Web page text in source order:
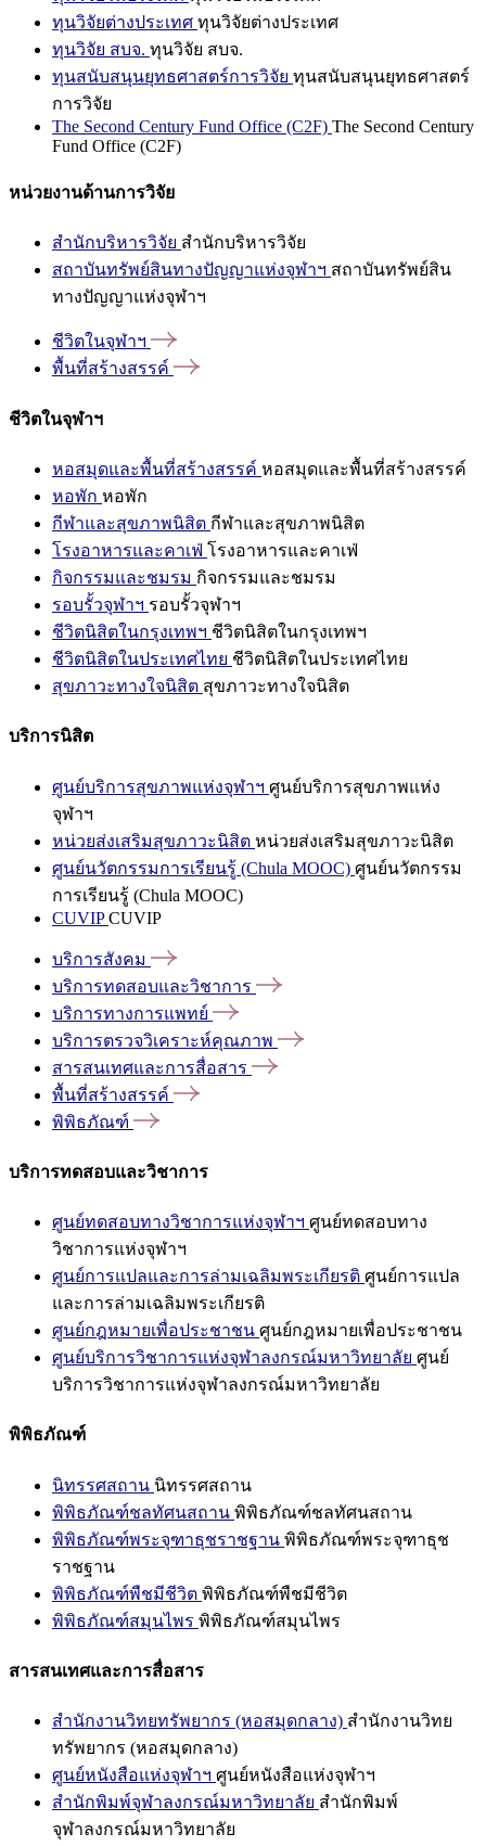
ทุนวิจัยต่างประเทศ ทุนวิจัยต่างประเทศ
ทุนวิจัย สบจ. ทุนวิจัย สบจ.
ทุนสนับสนุนยุทธศาสตร์การวิจัย ทุนสนับสนุนยุทธศาสตร์
การวิจัย
The Second Century Fund Office (C2F) The Second Century
Fund Office (C2F)
หน่วยงานด้านการวิจัย
สำนักบริหารวิจัย สำนักบริหารวิจัย
สถาบันทรัพย์สินทางปัญญาแห่งจุฬาฯ สถาบันทรัพย์สิน
ทางปัญญาแห่งจุฬาฯ
ชีวิตในจุฬาฯ
พื้นที่สร้างสรรค์
ชีวิตในจุฬาฯ
หอสมุดและพื้นที่สร้างสรรค์ หอสมุดและพื้นที่สร้างสรรค์
หอพัก หอพัก
กีฬาและสุขภาพนิสิต กีฬาและสุขภาพนิสิต
โรงอาหารและคาเฟ่ โรงอาหารและคาเฟ่
กิจกรรมและชมรม กิจกรรมและชมรม
รอบรั้วจุฬาฯ รอบรั้วจุฬาฯ
ชีวิตนิสิตในกรุงเทพฯ ชีวิตนิสิตในกรุงเทพฯ
ชีวิตนิสิตในประเทศไทย ชีวิตนิสิตในประเทศไทย
สุขภาวะทางใจนิสิต สุขภาวะทางใจนิสิต
บริการนิสิต
ศูนย์บริการสุขภาพแห่งจุฬาฯ ศูนย์บริการสุขภาพแห่ง
จุฬาฯ
หน่วยส่งเสริมสุขภาวะนิสิต หน่วยส่งเสริมสุขภาวะนิสิต
ศูนย์นวัตกรรมการเรียนรู้ (Chula MOOC) ศูนย์นวัตกรรม
การเรียนรู้ (Chula MOOC)
CUVIPCUVIP
บริการสังคม
บริการทดสอบและวิชาการ
บริการทางการแพทย์
บริการตรวจวิเคราะห์คุณภาพ
สารสนเทศและการสื่อสาร
พื้นที่สร้างสรรค์
พิพิธภัณฑ์
บริการทดสอบและวิชาการ
ศูนย์ทดสอบทางวิชาการแห่งจุฬาฯ ศูนย์ทดสอบทาง
วิชาการแห่งจุฬาฯ
ศูนย์การแปลและการล่ามเฉลิมพระเกียรติ ศูนย์การแปล
และการล่ามเฉลิมพระเกียรติ
ศูนย์กฎหมายเพื่อประชาชน ศูนย์กฎหมายเพื่อประชาชน
ศูนย์บริการวิชาการแห่งจุฬาลงกรณ์มหาวิทยาลัย ศูนย์
บริการวิชาการแห่งจุฬาลงกรณ์มหาวิทยาลัย
พิพิธภัณฑ์
นิทรรศสถาน นิทรรศสถาน
พิพิธภัณฑ์ชลทัศนสถาน พิพิธภัณฑ์ชลทัศนสถาน
พิพิธภัณฑ์พระจุฑาธุชราชฐาน พิพิธภัณฑ์พระจุฑาธุช
ราชฐาน
พิพิธภัณฑ์พืชมีชีวิต พิพิธภัณฑ์พืชมีชีวิต
พิพิธภัณฑ์สมุนไพร พิพิธภัณฑ์สมุนไพร
สารสนเทศและการสื่อสาร
สำนักงานวิทยทรัพยากร (หอสมุดกลาง) สำนักงานวิทย
ทรัพยากร (หอสมุดกลาง)
ศูนย์หนังสือแห่งจุฬาฯ ศูนย์หนังสือแห่งจุฬาฯ
สำนักพิมพ์จุฬาลงกรณ์มหาวิทยาลัย สำนักพิมพ์
จุฬาลงกรณ์มหาวิทยาลัย